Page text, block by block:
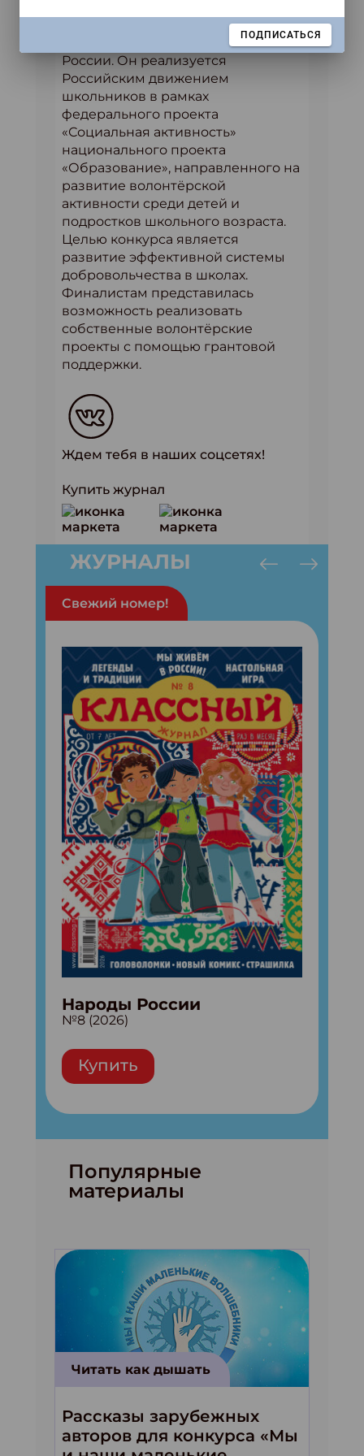
котором могут участвовать
школьники со всех регионов
России. Он реализуется
Российским движением
школьников в рамках
федерального проекта
«Социальная активность»
национального проекта
«Образование», направленного на
развитие волонтёрской
активности среди детей и
подростков школьного возраста.
Целью конкурса является
развитие эффективной системы
добровольчества в школах.
Финалистам представилась
возможность реализовать
собственные волонтёрские
проекты с помощью грантовой
поддержки.
Ждем тебя в наших соцсетях!
Купить журнал
ЖУРНАЛЫ
Свежий номер!
Народы России
№8 (2026)
Купить
Популярные
материалы
Читать как дышать
Рассказы зарубежных
авторов для конкурса «Мы
ПОДПИСАТЬСЯ